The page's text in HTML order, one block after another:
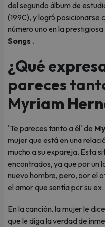
del segundo álbum de
(1990), y logró posicionarse
número uno en la prestigiosa
Songs .
¿Qué
pareces
Myriam
'Te pareces tanto a él' de
mujer que está en una
mucho a su expareja. Esta
encontrados, ya que por un
nuevo hombre, pero, por el
el amor que sentía por su ex.
En la canción, la mujer le
que le diga la verdad de